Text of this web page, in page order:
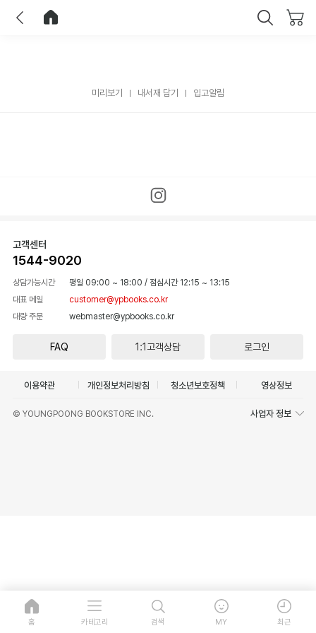
미리보기 내서재 담기 입고알림
고객센터
1544-9020
상담가능시간 평일 09:00 ~ 18:00 / 점심시간 12:15 ~ 13:15
대표 메일
customer@ypbooks.co.kr
대량 주문
webmaster@ypbooks.co.kr
FAQ 1:1고객상담 로그인
이용약관 개인정보처리방침 청소년보호정책 영상정보
© YOUNGPOONG BOOKSTORE INC. 사업자 정보
홈 카테고리 검색 MY 최근